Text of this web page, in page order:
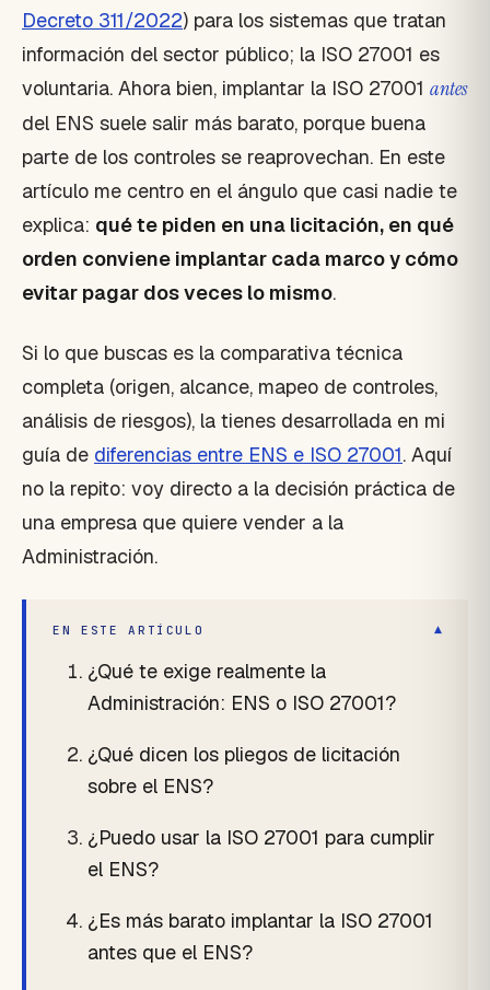
Decreto 311/2022) para los sistemas que tratan
información del sector público; la ISO 27001 es
voluntaria. Ahora bien, implantar la ISO 27001 antes
del ENS suele salir más barato, porque buena
parte de los controles se reaprovechan. En este
artículo me centro en el ángulo que casi nadie te
explica: qué te piden en una licitación, en qué
orden conviene implantar cada marco y cómo
evitar pagar dos veces lo mismo.
Si lo que buscas es la comparativa técnica
completa (origen, alcance, mapeo de controles,
análisis de riesgos), la tienes desarrollada en mi
guía de diferencias entre ENS e ISO 27001. Aquí
no la repito: voy directo a la decisión práctica de
una empresa que quiere vender a la
Administración.
EN ESTE ARTÍCULO ▾
¿Qué te exige realmente la
Administración: ENS o ISO 27001?
¿Qué dicen los pliegos de licitación
sobre el ENS?
¿Puedo usar la ISO 27001 para cumplir
el ENS?
¿Es más barato implantar la ISO 27001
antes que el ENS?